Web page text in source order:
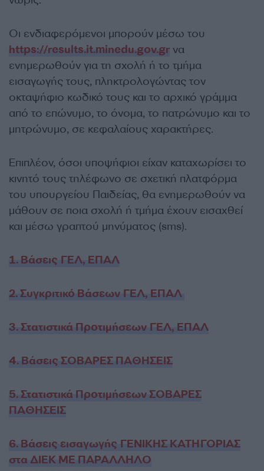
Οι ενδιαφερόμενοι μπορούν μέσω του
https://results.it.minedu.gov.gr να
ενημερωθούν για τη σχολή ή το τμήμα
εισαγωγής τους, πληκτρολογώντας τον
οκταψήφιο κωδικό τους και το αρχικό γράμμα
από το επώνυμο, το όνομα, το πατρώνυμο και το
μητρώνυμο, σε κεφαλαίους χαρακτήρες.
Επιπλέον, όσοι υποψήφιοι είχαν καταχωρίσει το
κινητό τους τηλέφωνο σε σχετική πλατφόρμα
του υπουργείου Παιδείας, θα ενημερωθούν να
μάθουν σε ποια σχολή ή τμήμα έχουν εισαχθεί
και μέσω γραπτού μηνύματος (sms).
1. Βάσεις ΓΕΛ, ΕΠΑΛ
2. Συγκριτικό Βάσεων ΓΕΛ, ΕΠΑΛ
3. Στατιστικά Προτιμήσεων ΓΕΛ, ΕΠΑΛ
4. Βάσεις ΣΟΒΑΡΕΣ ΠΑΘΗΣΕΙΣ
5. Στατιστικά Προτιμήσεων ΣΟΒΑΡΕΣ
ΠΑΘΗΣΕΙΣ
6. Βάσεις εισαγωγής ΓΕΝΙΚΗΣ ΚΑΤΗΓΟΡΙΑΣ
στα ΔΙΕΚ ΜΕ ΠΑΡΑΛΛΗΛΟ